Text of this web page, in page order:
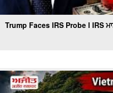
Trump Faces IRS Probe l IRS